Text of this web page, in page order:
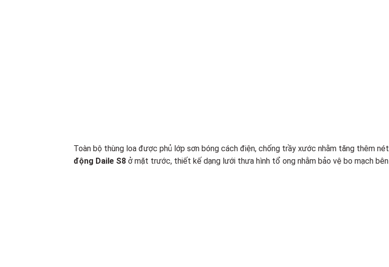
Toàn bộ thùng loa được phủ lớp sơn bóng cách điện, chống trầy xước nhằm tăng thêm
động Daile S8 ở mặt trước, thiết kế dạng lưới thưa hình tổ ong nhằm bảo vệ bo mạch